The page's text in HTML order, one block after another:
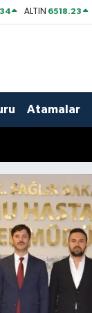
ALTIN 6518.23
Atamalar